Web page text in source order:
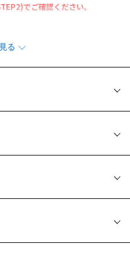
でご確認ください。
着感に。
ね備えています。
ジュアルスタイルまで幅広いシ
グラスです。
変形、表面層のひび割れの原
料金を知りたい方へ